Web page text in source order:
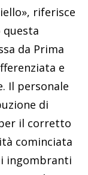
riferisce
da Prima
e
Il personale
di
il corretto
cominciata
ingombranti